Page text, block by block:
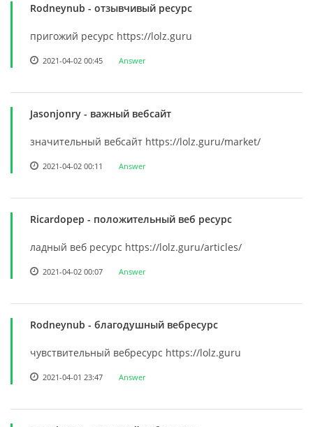
Rodneynub - отзывчивый ресурс
пригожий ресурс https://lolz.guru
2021-04-02 00:45 Answer
Jasonjonry - важный вебсайт
значительный вебсайт https://lolz.guru/market/
2021-04-02 00:11 Answer
Ricardopep - положительный веб ресурс
ладный веб ресурс https://lolz.guru/articles/
2021-04-02 00:07 Answer
Rodneynub - благодушный вебресурс
чувствительный вебресурс https://lolz.guru
2021-04-01 23:47 Answer